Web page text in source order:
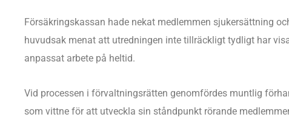
Försäkringskassan hade nekat medlemmen sjukersättning
huvudsak menat att utredningen inte tillräckligt tydligt har
anpassat arbete på heltid.
Vid processen i förvaltningsrätten genomfördes muntlig
som vittne för att utveckla sin ståndpunkt rörande